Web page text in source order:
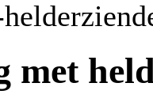
met